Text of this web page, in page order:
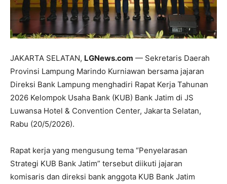
JAKARTA SELATAN, LGNews.com — Sekretaris Daerah
Provinsi Lampung Marindo Kurniawan bersama jajaran
Direksi Bank Lampung menghadiri Rapat Kerja Tahunan
2026 Kelompok Usaha Bank (KUB) Bank Jatim di JS
Luwansa Hotel & Convention Center, Jakarta Selatan,
Rabu (20/5/2026).
Rapat kerja yang mengusung tema “Penyelarasan
Strategi KUB Bank Jatim” tersebut diikuti jajaran
komisaris dan direksi bank anggota KUB Bank Jatim